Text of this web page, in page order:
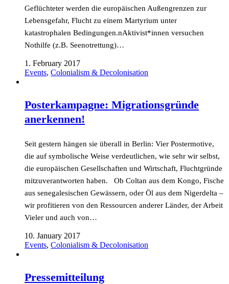
Geflüchteter werden die europäischen Außengrenzen zur
Lebensgefahr, Flucht zu einem Martyrium unter
katastrophalen Bedingungen.nAktivist*innen versuchen
Nothilfe (z.B. Seenotrettung)…
1. February 2017
Events, Colonialism & Decolonisation
Posterkampagne: Migrationsgründe
anerkennen!
Seit gestern hängen sie überall in Berlin: Vier Postermotive,
die auf symbolische Weise verdeutlichen, wie sehr wir selbst,
die europäischen Gesellschaften und Wirtschaft, Fluchtgründe
mitzuverantworten haben. Ob Coltan aus dem Kongo, Fische
aus senegalesischen Gewässern, oder Öl aus dem Nigerdelta –
wir profitieren von den Ressourcen anderer Länder, der Arbeit
Vieler und auch von…
10. January 2017
Events, Colonialism & Decolonisation
Pressemitteilung